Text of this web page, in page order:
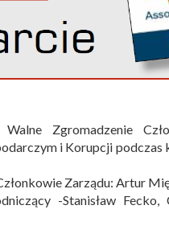
Zgromadzenie
i Korupcji
Zarządu: Artur
-Stanisław Fecko,